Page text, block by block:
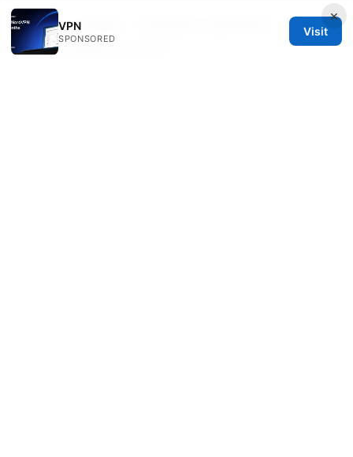
快连vpn加速器：全面指南与最新趋势，带你读
懂VPN加速背后的科学
×
VPN
SPONSORED
Visit